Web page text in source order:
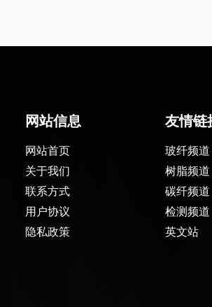
网站信息
网站首页
关于我们
联系方式
用户协议
隐私政策
友情链
玻纤频道
树脂频道
碳纤频道
检测频道
英文站